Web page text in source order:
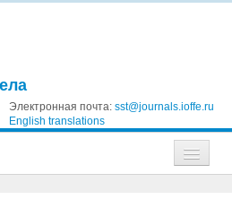
Электронная почта: sst@journals.ioffe.ru
English translations